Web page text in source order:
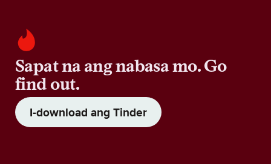
Sapat na ang nabasa mo. Go
find out.
I-download ang Tinder